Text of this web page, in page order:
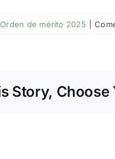
Orden de mérito 2025
Story, Choose